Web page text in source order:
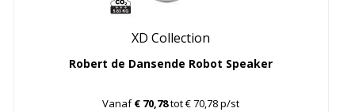
XD Collection
Robert de Dansende Robot Speaker
Vanaf€ 70,78tot € 70,78 p/st